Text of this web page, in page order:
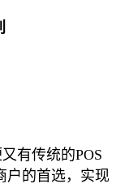
有传统的POS
户的首选，实现